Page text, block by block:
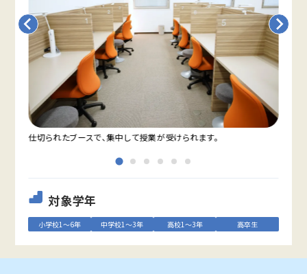
仕切られたブースで、集中して授業が受けられます。
対象学年
小学校1～6年 中学校1～3年 高校1～3年 高卒生